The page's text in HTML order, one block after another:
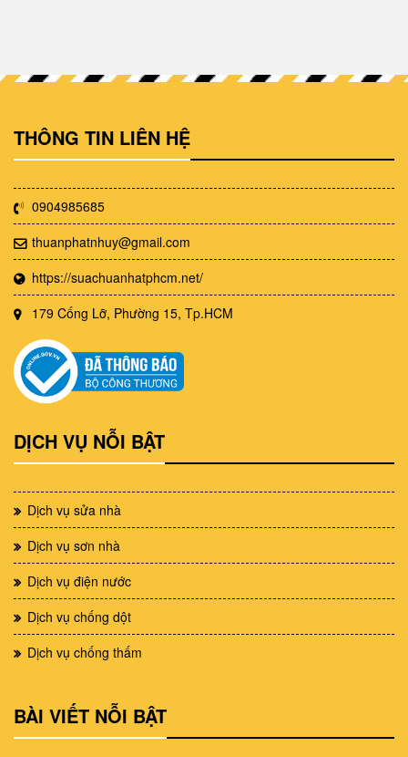
THÔNG TIN LIÊN HỆ
0904985685
thuanphatnhuy@gmail.com
https://suachuanhatphcm.net/
179 Cống Lỡ, Phường 15, Tp.HCM
DỊCH VỤ NỖI BẬT
Dịch vụ sửa nhà
Dịch vụ sơn nhà
Dịch vụ điện nước
Dịch vụ chống dột
Dịch vụ chống thấm
BÀI VIẾT NỖI BẬT